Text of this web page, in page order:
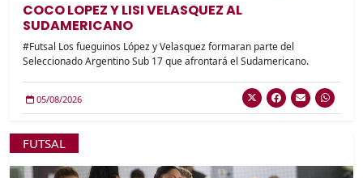
COCO LOPEZ Y LISI VELASQUEZ AL
SUDAMERICANO
#Futsal Los fueguinos López y Velasquez formaran parte del
Seleccionado Argentino Sub 17 que afrontará el Sudamericano.
05/08/2026
FUTSAL